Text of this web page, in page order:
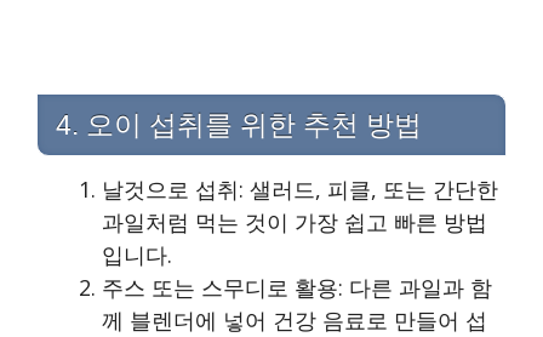
4. 오이 섭취를 위한 추천 방법
날것으로 섭취: 샐러드, 피클, 또는 간단한
과일처럼 먹는 것이 가장 쉽고 빠른 방법
입니다.
주스 또는 스무디로 활용: 다른 과일과 함
께 블렌더에 넣어 건강 음료로 만들어 섭